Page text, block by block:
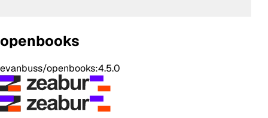
openbooks
evanbuss/openbooks:4.5.0